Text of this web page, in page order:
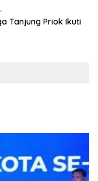
Tanjung Priok Ikuti